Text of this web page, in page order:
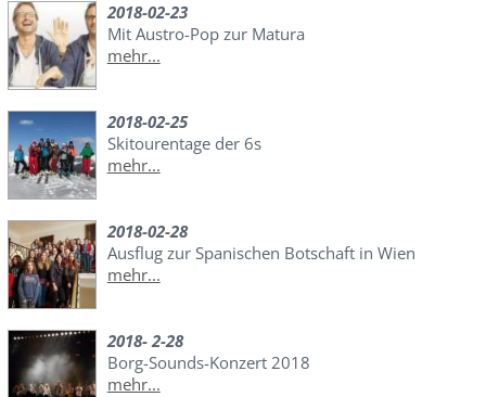
2018-02-23
Mit Austro-Pop zur Matura
mehr...
2018-02-25
Skitourentage der 6s
mehr...
2018-02-28
Ausflug zur Spanischen Botschaft in Wien
mehr...
2018- 2-28
Borg-Sounds-Konzert 2018
mehr...